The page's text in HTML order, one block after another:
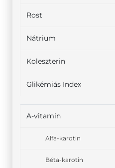
Rost
Nátrium
Koleszterin
Glikémiás Index
A-vitamin
Alfa-karotin
Béta-karotin